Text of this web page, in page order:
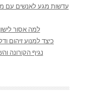
עדשות מגע לאנשים עם
למה אסור
כיצד למנוע זיהום
נגיף הקורונה